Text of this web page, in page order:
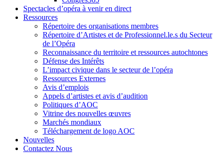
Spectacles d’opéra à venir en direct
Ressources
Répertoire des organisations membres
Répertoire d’Artistes et de Professionnel.le.s du Secteur
de l’Opéra
Reconnaissance du territoire et ressources autochtones
Défense des Intérêts
L’impact civique dans le secteur de l’opéra
Ressources Externes
Avis d’emplois
Appels d’artistes et avis d’audition
Politiques d’AOC
Vitrine des nouvelles œuvres
Marchés mondiaux
Téléchargement de logo AOC
Nouvelles
Contactez Nous